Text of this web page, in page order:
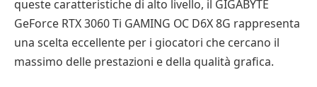
queste caratteristiche di alto livello, il GIGABYTE
GeForce RTX 3060 Ti GAMING OC D6X 8G rappresenta
una scelta eccellente per i giocatori che cercano il
massimo delle prestazioni e della qualità grafica.